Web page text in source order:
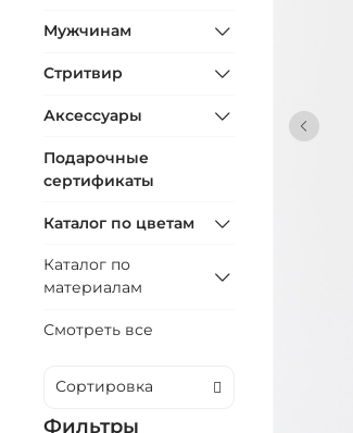
Мужчинам
Стритвир
Аксессуары
Подарочные
сертификаты
Каталог по цветам
Каталог по
материалам
Смотреть все
Фильтры